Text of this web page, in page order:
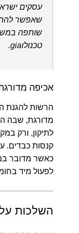
עסקים
שאפשר
שותפה
טכנולוgia.
אכיפה
הרשות להגנת
מדורגת, שבה
לתיקון, ורק
קנסות כבדים.
כאשר מדובר
לפעול מיד
השלכות